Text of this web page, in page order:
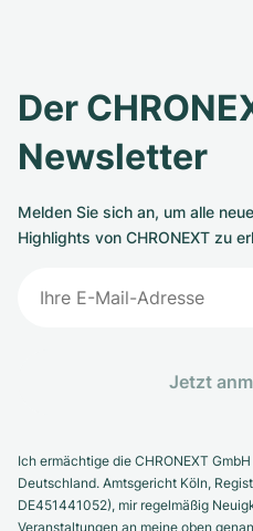
Der
Newsletter
Melden Sie sich an, um alle
Highlights von CHRONEXT zu
Jetzt
Ich ermächtige die CHRONEXT
Deutschland. Amtsgericht Köln,
DE451441052), mir regelmäßig
Veranstaltungen an meine oben